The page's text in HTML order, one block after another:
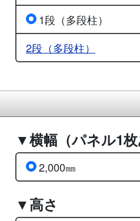
1段（多段柱）
2段（多段柱）
▼横幅（パネル1枚
2,000㎜
▼高さ